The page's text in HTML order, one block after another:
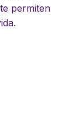
permiten